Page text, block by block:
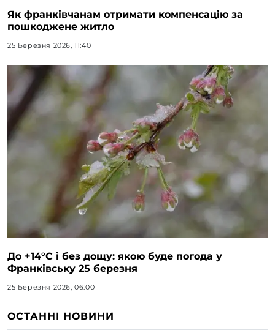
Як франківчанам отримати компенсацію за
пошкоджене житло
25 Березня 2026, 11:40
До +14°C і без дощу: якою буде погода у
Франківську 25 березня
25 Березня 2026, 06:00
ОСТАННІ НОВИНИ